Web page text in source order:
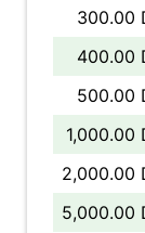
300.00
400.00
500.00
1,000.00
2,000.00
5,000.00